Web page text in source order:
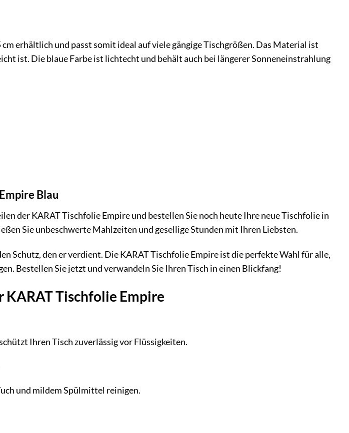
erhältlich und passt somit ideal auf viele gängige Tischgrößen. Das Material ist
ist. Die blaue Farbe ist lichtecht und behält auch bei längerer Sonneneinstrahlung
Blau
der KARAT Tischfolie Empire und bestellen Sie noch heute Ihre neue Tischfolie in
Sie unbeschwerte Mahlzeiten und gesellige Stunden mit Ihren Liebsten.
Schutz, den er verdient. Die KARAT Tischfolie Empire ist die perfekte Wahl für alle,
Bestellen Sie jetzt und verwandeln Sie Ihren Tisch in einen Blickfang!
KARAT Tischfolie Empire
Ihren Tisch zuverlässig vor Flüssigkeiten.
und mildem Spülmittel reinigen.